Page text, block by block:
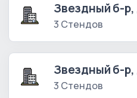
Звездный б-
3 Стендов
Звездный б-
3 Стендов